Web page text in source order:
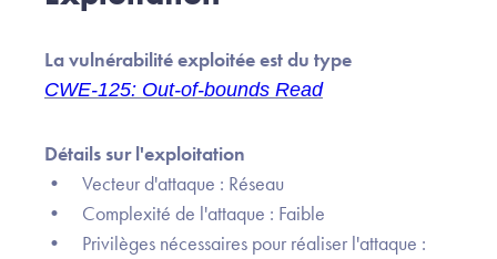
La vulnérabilité exploitée est du type
CWE-125: Out-of-bounds Read
Détails sur l'exploitation
• Vecteur d'attaque : Réseau
• Complexité de l'attaque : Faible
• Privilèges nécessaires pour réaliser l'attaque :